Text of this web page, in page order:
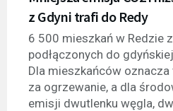
z Gdyni trafi do Redy
6 500 mieszkań w Redzie
podłączonych do
Dla mieszkańców oznacza
za ogrzewanie, a dla
emisji dwutlenku węgla,